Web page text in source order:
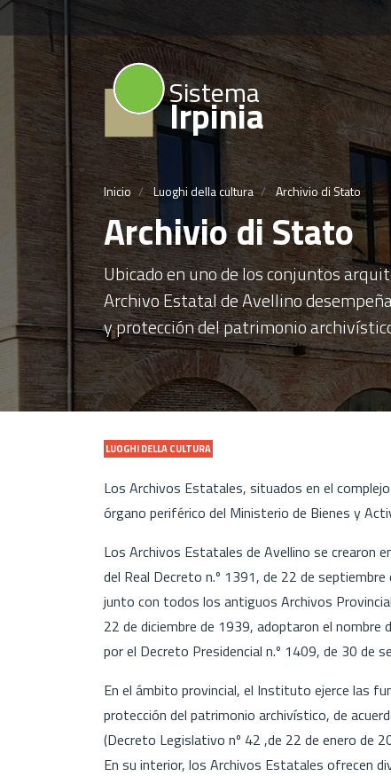
Sistema
Irpinia
Inicio Luoghi della cultura Archivio di Stato
Archivio di Stato
Ubicado en uno de los conjuntos
Archivo Estatal de Avellino
y protección del patrimonio
LUOGHI DELLA CULTURA
Los Archivos Estatales, situados en el
órgano periférico del Ministerio de Bienes y
Los Archivos Estatales de Avellino se crearon
del Real Decreto n.º 1391, de 22 de
junto con todos los antiguos Archivos
22 de diciembre de 1939, adoptaron el
por el Decreto Presidencial n.º 1409, de 30 de
En el ámbito provincial, el Instituto ejerce las
protección del patrimonio archivístico, de
(Decreto Legislativo nº 42 ,de 22 de enero de
En su interior, los Archivos Estatales ofrecen